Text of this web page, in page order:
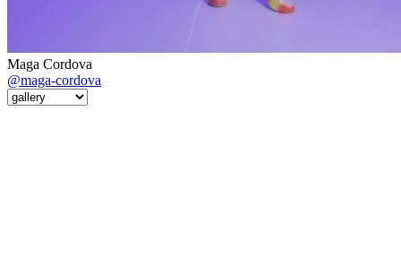
Maga Cordova
@maga-cordova